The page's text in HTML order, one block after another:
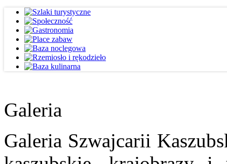
Galeria
Galeria Szwajcarii